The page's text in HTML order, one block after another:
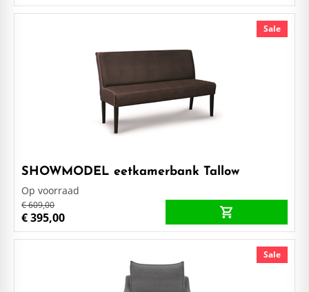
Sale
SHOWMODEL eetkamerbank Tallow
Op voorraad
€ 609,00
€ 395,00
Sale